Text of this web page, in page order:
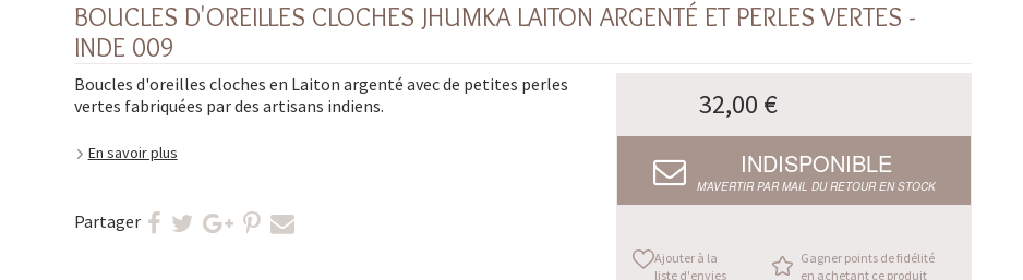
BOUCLES D'OREILLES CLOCHES JHUMKA LAITON ARGENTÉ ET PERLES VERTES -
INDE 009
Boucles d'oreilles cloches en Laiton argenté avec de petites perles
vertes fabriquées par des artisans indiens.
En savoir plus
Partager
32,00 €
INDISPONIBLE
M’AVERTIR PAR MAIL DU RETOUR EN STOCK
Ajouter à la
liste d'envies
Gagner points de fidélité
en achetant ce produit